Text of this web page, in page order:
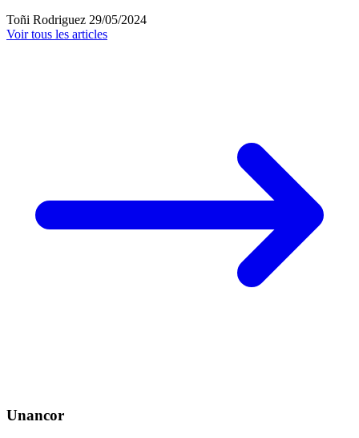
Toñi Rodriguez 29/05/2024
Voir tous les articles
Unancor